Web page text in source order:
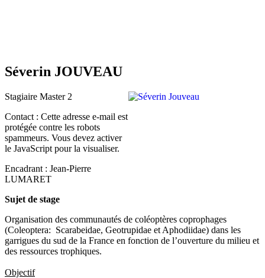
Séverin JOUVEAU
Stagiaire Master 2
Contact : Cette adresse e-mail est
protégée contre les robots
spammeurs. Vous devez activer
le JavaScript pour la visualiser.
Encadrant : Jean-Pierre
LUMARET
Sujet de stage
Organisation des communautés de coléoptères coprophages
(Coleoptera: Scarabeidae, Geotrupidae et Aphodiidae) dans les
garrigues du sud de la France en fonction de l’ouverture du milieu et
des ressources trophiques.
Objectif